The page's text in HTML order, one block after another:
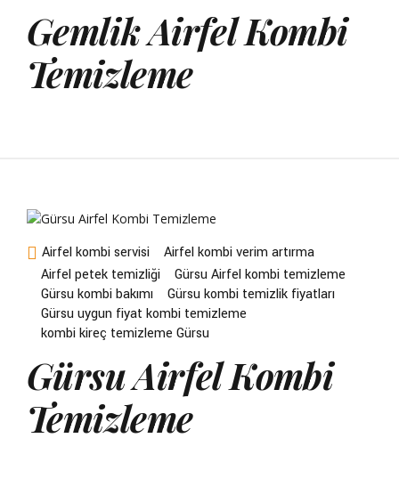
Gemlik Airfel Kombi
Temizleme
Airfel kombi servisi
Airfel kombi verim artırma
Airfel petek temizliği
Gürsu Airfel kombi temizleme
Gürsu kombi bakımı
Gürsu kombi temizlik fiyatları
Gürsu uygun fiyat kombi temizleme
kombi kireç temizleme Gürsu
Gürsu Airfel Kombi
Temizleme